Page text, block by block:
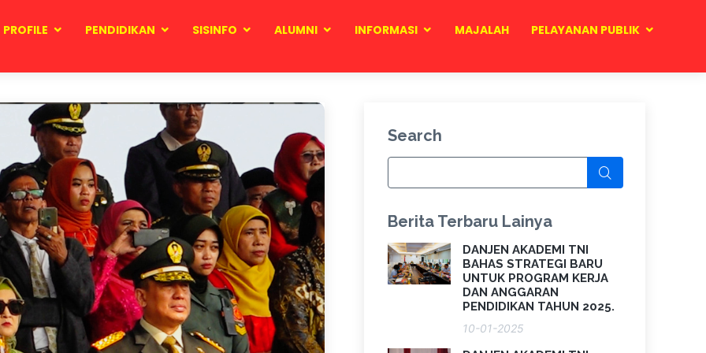
PROFILE PENDIDIKAN SISINFO ALUMNI INFORMASI MAJALAH PELAYANAN PUBLIK
Search
Berita Terbaru Lainya
DANJEN AKADEMI TNI
BAHAS STRATEGI BARU
UNTUK PROGRAM KERJA
DAN ANGGARAN
PENDIDIKAN TAHUN 2025.
10-01-2025